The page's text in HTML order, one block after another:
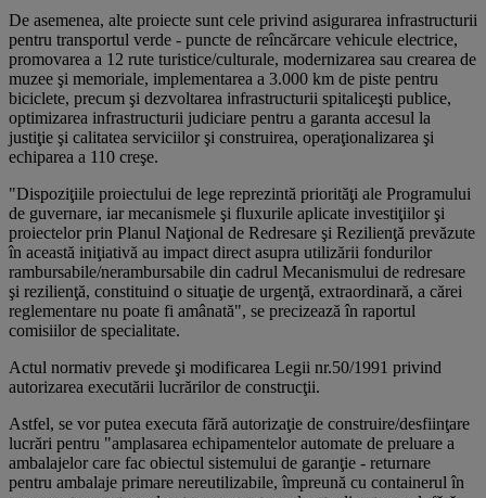
De asemenea, alte proiecte sunt cele privind asigurarea infrastructurii
pentru transportul verde - puncte de reîncărcare vehicule electrice,
promovarea a 12 rute turistice/culturale, modernizarea sau crearea de
muzee şi memoriale, implementarea a 3.000 km de piste pentru
biciclete, precum şi dezvoltarea infrastructurii spitaliceşti publice,
optimizarea infrastructurii judiciare pentru a garanta accesul la
justiţie şi calitatea serviciilor şi construirea, operaţionalizarea şi
echiparea a 110 creşe.
"Dispoziţiile proiectului de lege reprezintă priorităţi ale Programului
de guvernare, iar mecanismele şi fluxurile aplicate investiţiilor şi
proiectelor prin Planul Naţional de Redresare şi Rezilienţă prevăzute
în această iniţiativă au impact direct asupra utilizării fondurilor
rambursabile/nerambursabile din cadrul Mecanismului de redresare
şi rezilienţă, constituind o situaţie de urgenţă, extraordinară, a cărei
reglementare nu poate fi amânată", se precizează în raportul
comisiilor de specialitate.
Actul normativ prevede şi modificarea Legii nr.50/1991 privind
autorizarea executării lucrărilor de construcţii.
Astfel, se vor putea executa fără autorizaţie de construire/desfiinţare
lucrări pentru "amplasarea echipamentelor automate de preluare a
ambalajelor care fac obiectul sistemului de garanţie - returnare
pentru ambalaje primare nereutilizabile, împreună cu containerul în